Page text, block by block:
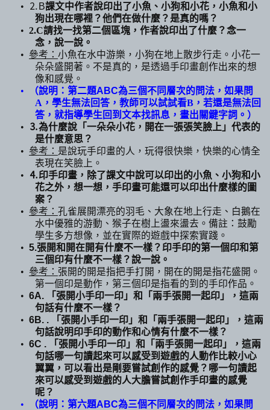
•
⒉ B課文中作者說印出了小魚、小狗和小花，小魚和小
狗出現在哪裡？他們在做什麼？是真的嗎？
• 2.C請找一找第二個區塊，作者說印出了什麼？念一
念，說一說。
• 參考： 小魚在水中游樂，小狗在地上散步行走。小花一
朵朵盛開著。不是真的，是透過手印畫創作出來的想
像和感覺。
•
（說明：第二題ABC為三個不同層次的問法，如果問
A ，學生無法回答，教師可以試試看B ，若還是無法回
答，就指導學生回到文本找訊息，畫出關鍵字詞。 ）
•
⒊為什麼說「一朵朵小花，開在一張張笑臉上」代表的
是什麼意思？
• 參考： 是說玩手印畫的人，玩得很快樂，快樂的心情全
表現在笑臉上。
•
⒋印手印畫，除了課文中說可以印出的小魚、小狗和小
花之外，想一想，手印畫可能還可以印出什麼樣的圖
案？
• 參考： 孔雀展開漂亮的羽毛、大象在地上行走、白鵝在
水中優雅的游動、猴子在樹上盪來盪去。備註：鼓勵
學生多方想像，並在實際的遊戲中探索實踐。
• 5.張開和開在開有什麼不一樣？印手印的第一個印和第
三個印有什麼不一樣？說一說。
• 參考： 張開的開是指把手打開，開在的開是指花盛開。
第一個印是動作，第三個印是指看的到的手印作品。
• 6A.
「張開小手印一印」和「兩手張開一起印」，這兩
句話有什麼不一樣？
• 6B. .
「張開小手印一印」和「兩手張開一起印」，這兩
句話說明印手印的動作和心情有什麼不一樣？
• 6C .
「張開小手印一印」和「兩手張開一起印」，這兩
句話哪一句讀起來可以感受到遊戲的人動作比較小心
翼翼，可以看出是剛要嘗試創作的感覺？哪一句讀起
來可以感受到遊戲的人大膽嘗試創作手印畫的感覺
呢？
•
（說明：第六題ABC為三個不同層次的問法，如果問